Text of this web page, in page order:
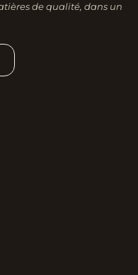
de qualité, dans un